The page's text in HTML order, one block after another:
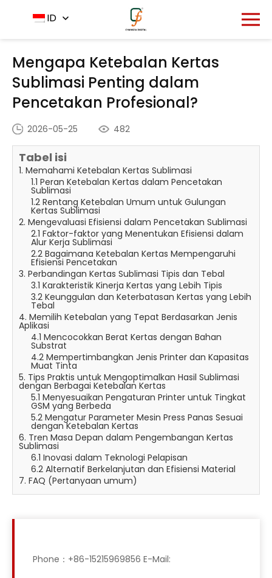
ID
Rumah - Pusat Berita
Mengapa Ketebalan Kertas
Sublimasi Penting dalam Pencetakan Profesional?
Mengapa Ketebalan Kertas
Sublimasi Penting dalam
Pencetakan Profesional?
2026-05-25 482
Tabel isi
1. Memahami Ketebalan Kertas Sublimasi
1.1 Peran Ketebalan Kertas dalam Pencetakan
Sublimasi
1.2 Rentang Ketebalan Umum untuk Gulungan
Kertas Sublimasi
2. Mengevaluasi Efisiensi dalam Pencetakan Sublimasi
2.1 Faktor-faktor yang Menentukan Efisiensi dalam
Alur Kerja Sublimasi
2.2 Bagaimana Ketebalan Kertas Mempengaruhi
Efisiensi Pencetakan
3. Perbandingan Kertas Sublimasi Tipis dan Tebal
3.1 Karakteristik Kinerja Kertas yang Lebih Tipis
3.2 Keunggulan dan Keterbatasan Kertas yang Lebih
Tebal
4. Memilih Ketebalan yang Tepat Berdasarkan Jenis
Aplikasi
4.1 Mencocokkan Berat Kertas dengan Bahan
Substrat
4.2 Mempertimbangkan Jenis Printer dan Kapasitas
Muat Tinta
5. Tips Praktis untuk Mengoptimalkan Hasil Sublimasi
dengan Berbagai Ketebalan Kertas
5.1 Menyesuaikan Pengaturan Printer untuk Tingkat
GSM yang Berbeda
5.2 Mengatur Parameter Mesin Press Panas Sesuai
dengan Ketebalan Kertas
6. Tren Masa Depan dalam Pengembangan Kertas
Sublimasi
6.1 Inovasi dalam Teknologi Pelapisan
6.2 Alternatif Berkelanjutan dan Efisiensi Material
7. FAQ (Pertanyaan umum)
Phone：+86-15215969856 E-Mail: